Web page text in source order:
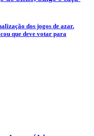
dos jogos de azar.
que deve votar para